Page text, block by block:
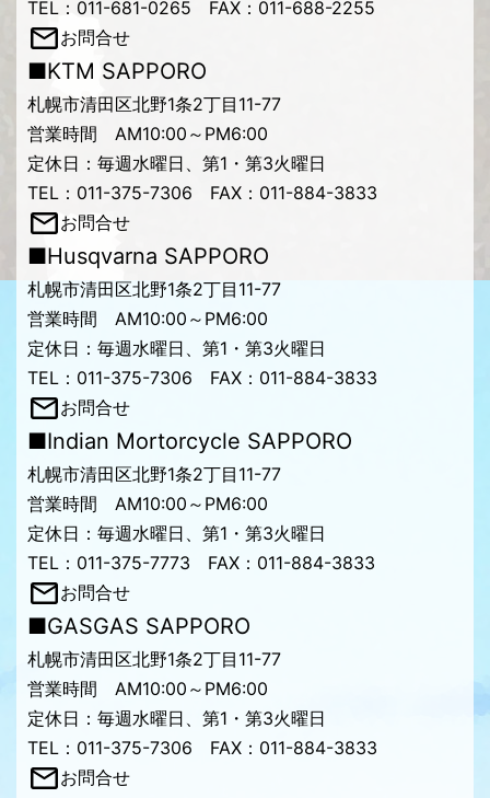
TEL：011-681-0265 FAX：011-688-2255
お問合せ
■KTM SAPPORO
札幌市清田区北野1条2丁目11-77
営業時間 AM10:00～PM6:00
定休日：毎週水曜日、第1・第3火曜日
TEL：011-375-7306 FAX：011-884-3833
お問合せ
■Husqvarna SAPPORO
札幌市清田区北野1条2丁目11-77
営業時間 AM10:00～PM6:00
定休日：毎週水曜日、第1・第3火曜日
TEL：011-375-7306 FAX：011-884-3833
お問合せ
■Indian Mortorcycle SAPPORO
札幌市清田区北野1条2丁目11-77
営業時間 AM10:00～PM6:00
定休日：毎週水曜日、第1・第3火曜日
TEL：011-375-7773 FAX：011-884-3833
お問合せ
■GASGAS SAPPORO
札幌市清田区北野1条2丁目11-77
営業時間 AM10:00～PM6:00
定休日：毎週水曜日、第1・第3火曜日
TEL：011-375-7306 FAX：011-884-3833
お問合せ